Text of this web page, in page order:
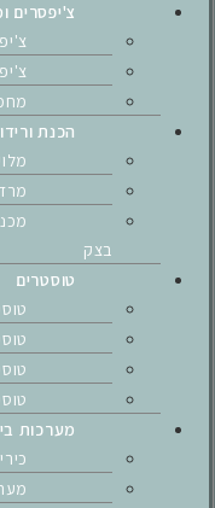
צ'יפסרים
הכנת
בצק
טוסטרים
מערכות